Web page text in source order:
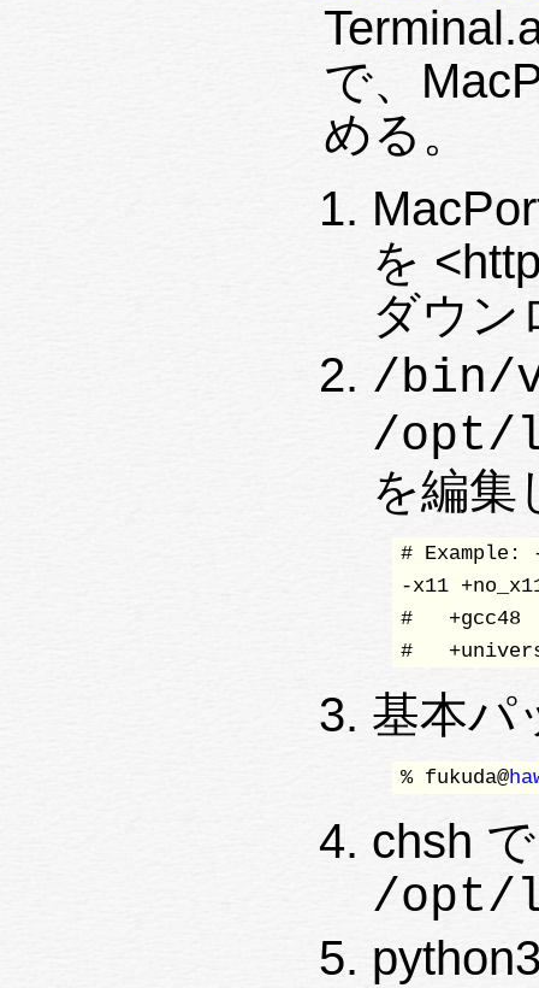
で、
める。
を
ダウン
/bin/
/opt/
を編集
# Example:
-x11
#   +gcc48
#
基本パ
% fukuda@
chsh
/opt/